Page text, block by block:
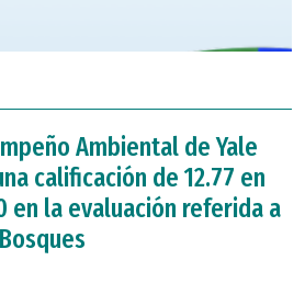
Ambiental de Yale
calificación de 12.77 en
en la evaluación referida a